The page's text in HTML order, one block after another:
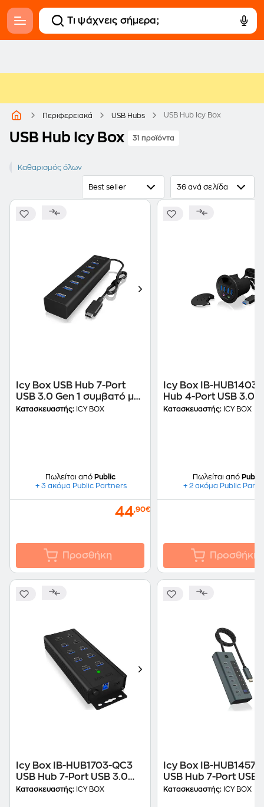
Περιφερειακά USB Hubs USB Hub Icy Box
USB Hub Icy Box 31 προϊόντα
ICY BOX
Καθαρισμός όλων
Best seller 36 ανά σελίδα
Icy Box USB Hub 7-Port
USB 3.0 Gen 1 συμβατό με
Type-C - Μαύρο
Κατασκευαστής: ICY BOX
Πωλείται από Public
+ 3 ακόμα Public Partners
44,90€
Προσθήκη
Icy Box IB-
Hub 4-Port USB 3.0
συμβατό με USB-A
Κατασκευαστής: ICY BOX
Πωλείται από Public
+ 2 ακόμα Public
Προσθήκη
Icy Box IB-HUB1703-QC3
USB Hub 7-Port USB 3.0
συμβατό με Type-Β
Κατασκευαστής: ICY BOX
Icy Box IB-HUB1457-
USB Hub 7-Port USB
συμβατό με Type-C
Κατασκευαστής: ICY BOX